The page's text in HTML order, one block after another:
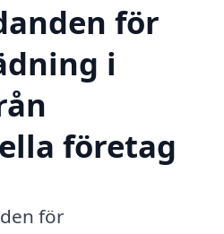
för
i
företag
för